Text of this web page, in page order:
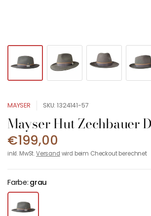
MAYSER SKU: 1324141-57
Mayser Hut Zechbauer
€199,00
inkl. MwSt.Versand wird beim Checkout berechnet
Farbe: grau